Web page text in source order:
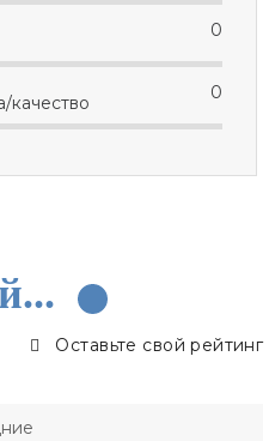
0
0
Оставьте свой рейтинг